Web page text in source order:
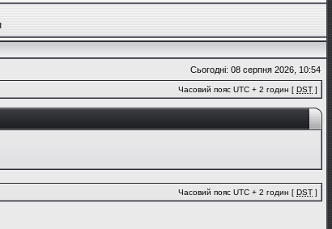
Сьогодні: 08 серпня 2026, 10:54
Часовий пояс UTC + 2 годин [ DST ]
Часовий пояс UTC + 2 годин [ DST ]